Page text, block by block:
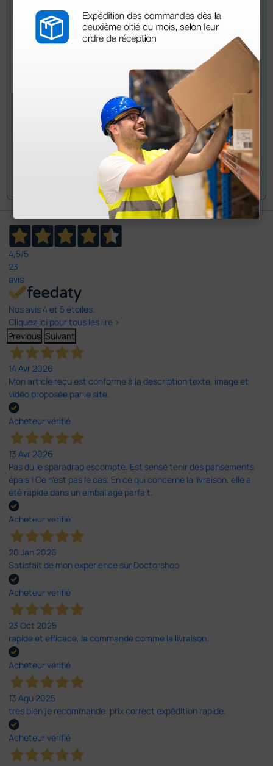
Avez-vous encore des doutes ? Avez-vous besoin
d'autres informations ? Envoyez maintenant votre
question aux collègues qui ont déjà acheté ce
Envoyez votre question
4,5/5
23
avis
Nos avis 4 et 5 étoiles.
Cliquez ici pour tous les lire >
Previous Suivant
14 Avr 2026
Mon article reçu est conforme à la description texte, image et
vidéo proposée par le site.
Acheteur vérifié
13 Avr 2026
Pas du le sparadrap escompté. Est sensé tenir des pansements
épais ! Ce n'est pas le cas. En ce qui concerne la livraison, elle a
été rapide dans un emballage parfait.
Acheteur vérifié
20 Jan 2026
Satisfait de mon expérience sur Doctorshop
Acheteur vérifié
23 Oct 2025
rapide et efficace, la commande comme la livraison.
Acheteur vérifié
13 Agu 2025
tres bien je recommande. prix correct expédition rapide.
Acheteur vérifié